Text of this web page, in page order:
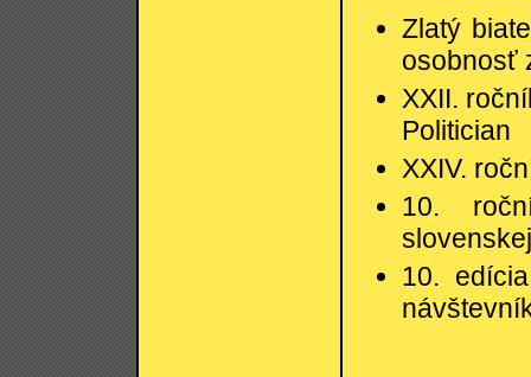
Zlatý
osobnosť
XXII.
Politician
XXIV.
10.
10.